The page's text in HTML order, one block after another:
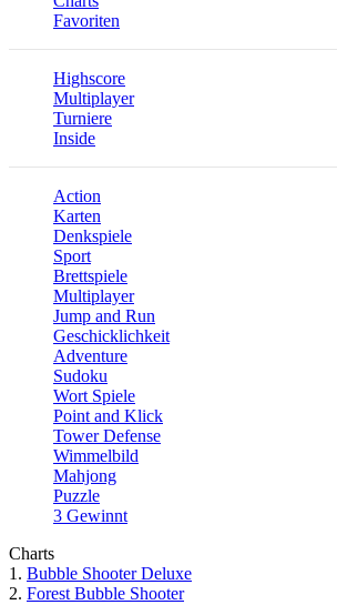
Favoriten
Highscore
Multiplayer
Turniere
Inside
Action
Karten
Denkspiele
Sport
Brettspiele
Multiplayer
Jump and Run
Geschicklichkeit
Adventure
Sudoku
Wort Spiele
Point and Klick
Tower Defense
Wimmelbild
Mahjong
Puzzle
3 Gewinnt
Charts
1. Bubble Shooter Deluxe
2. Forest Bubble Shooter